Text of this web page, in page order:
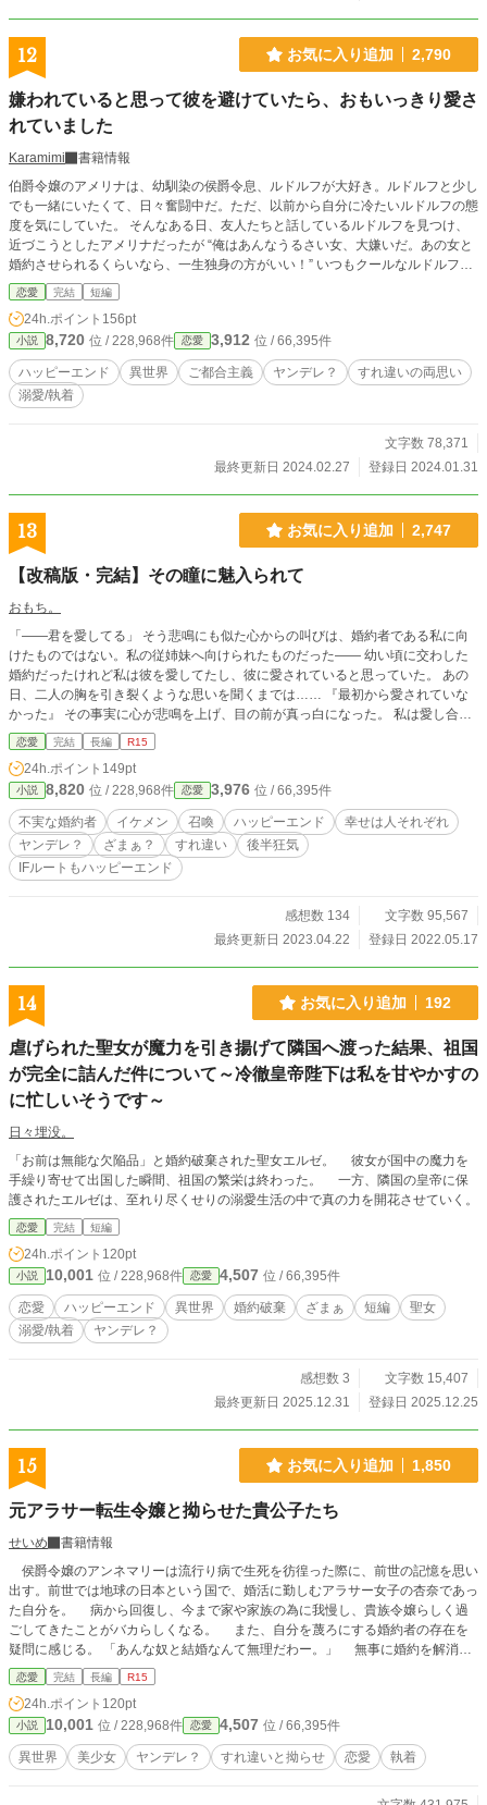
12 お気に入り追加 2,790
嫌われていると思って彼を避けていたら、おもいっきり愛さ
れていました
Karamimi
書籍情報
伯爵令嬢のアメリナは、幼馴染の侯爵令息、ルドルフが大好き。ルドルフと少し
でも一緒にいたくて、日々奮闘中だ。ただ、以前から自分に冷たいルドルフの態
度を気にしていた。 そんなある日、友人たちと話しているルドルフを見つけ、
近づこうとしたアメリナだったが “俺はあんなうるさい女、大嫌いだ。あの女と
婚約させられるくらいなら、一生独身の方がいい！” いつもクールなルドルフ
が、珍しく声を荒げていた。 うるさい女って、私の事よね。以前から私に冷た
かったのは、ずっと嫌われていたからなの？ いつもルドルフに付きまとってい
たアメリナは、完全に自分が嫌われていると勘違いし、彼を諦める事を決意す
る。 一方ルドルフは、今までいつも自分の傍にいたアメリナが急に冷たくなっ
たことで、完全に動揺していた。実はルドルフは、誰よりもアメリナを愛してい
たのだ。アメリナに冷たく当たっていたのも、アメリナのある言葉を信じたた
め。 お互い思い合っているのにすれ違う2人。 さらなる勘違いから、焦りと不
ピーエンドを目指していたのですが、なぜかヒーローが病んでしまいました汗
こんな感じの作品ですが、どうぞよろしくお願いしますm(__)m
恋愛 完結 短編
24h.ポイント 156pt
小説 8,720 位 / 228,968件 恋愛 3,912 位 / 66,395件
ハッピーエンド 異世界 ご都合主義 ヤンデレ？
すれ違いの両思い
溺愛/執着
文字数 78,371
最終更新日 2024.02.27
登録日 2024.01.31
13 お気に入り追加 2,747
【改稿版・完結】その瞳に魅入られて
おもち。
「——君を愛してる」 そう悲鳴にも似た心からの叫びは、婚約者である私に向
けたものではない。私の従姉妹へ向けられたものだった—— 幼い頃に交わした
婚約だったけれど私は彼を愛してたし、彼に愛されていると思っていた。 あの
日、二人の胸を引き裂くような思いを聞くまでは…… 『最初から愛されていな
かった』 その事実に心が悲鳴を上げ、目の前が真っ白になった。 私は愛し合っ
ている二人を引き裂く『邪魔者』でしかないのだと、その光景を見ながらひたす
ら現実を受け入れるしかなかった。 『このまま婚姻を結んでも、私は一生愛
されない』 『私も一度でいいから、あんな風に愛されたい』 でも貴族令嬢で
ある立場が、父が、それを許してはくれない。 必死で気持ちに蓋をして、淡々
と日々を過ごしていたある日。偶然見つけた一冊の本によって、私の運命は大き
く変わっていくのだった。 私も、貴方達のように自分の幸せを求めても許され
ますか……？ ※後半、壊れてる人が登場します。苦手な方はご注意下さい。 ※
このお話は私独自の設定もあります、ご了承ください。ご都合主義な場面も多々
す。苦手な方はご注意下さい。 ※こちらの作品は小説家になろう様でも掲載し
恋愛 完結 長編 R15
24h.ポイント 149pt
小説 8,820 位 / 228,968件 恋愛 3,976 位 / 66,395件
不実な婚約者 イケメン 召喚 ハッピーエンド
幸せは人それぞれ
ヤンデレ？
ざまぁ？ すれ違い
後半狂気
IFルートもハッピーエンド
感想数 134
文字数 95,567
最終更新日 2023.04.22
登録日 2022.05.17
14 お気に入り追加 192
虐げられた聖女が魔力を引き揚げて隣国へ渡った結果、祖国
が完全に詰んだ件について～冷徹皇帝陛下は私を甘やかすの
に忙しいそうです～
日々埋没。
「お前は無能な欠陥品」と婚約破棄された聖女エルゼ。 彼女が国中の魔力を
手繰り寄せて出国した瞬間、祖国の繁栄は終わった。 一方、隣国の皇帝に保
護されたエルゼは、至れり尽くせりの溺愛生活の中で真の力を開花させていく。
恋愛 完結 短編
24h.ポイント 120pt
小説 10,001 位 / 228,968件 恋愛 4,507 位 / 66,395件
恋愛 ハッピーエンド 異世界 婚約破棄 ざまぁ 短編
聖女
溺愛/執着
ヤンデレ？
感想数 3
文字数 15,407
最終更新日 2025.12.31
登録日 2025.12.25
15 お気に入り追加 1,850
元アラサー転生令嬢と拗らせた貴公子たち
せいめ
書籍情報
侯爵令嬢のアンネマリーは流行り病で生死を彷徨った際に、前世の記憶を思い
出す。前世では地球の日本という国で、婚活に勤しむアラサー女子の杏奈であっ
た自分を。 病から回復し、今まで家や家族の為に我慢し、貴族令嬢らしく過
ごしてきたことがバカらしくなる。 また、自分を蔑ろにする婚約者の存在を
疑問に感じる。 「あんな奴と結婚なんて無理だわー。」 無事に婚約を解消
し、自分らしく生きていこうとしたところであったが、不慮の事故で亡くなって
しまう。 そして、死んだはずのアンネマリーは、また違う人物にまた生まれ
変わる。アンネマリーの記憶は殆ど無く、杏奈の記憶が強く残った状態で。
生まれ変わったのは、アンネマリーが亡くなってすぐ、アンネマリーの従姉妹の
マリーベルとしてだった。 マリーベルはアンネマリーの記憶がほぼ無いので
気付かないが、見た目だけでなく言動や所作がアンネマリーにとても似ているこ
恋愛 完結 長編 R15
24h.ポイント 120pt
小説 10,001 位 / 228,968件 恋愛 4,507 位 / 66,395件
異世界 美少女 ヤンデレ？ すれ違いと拗らせ 恋愛 執着